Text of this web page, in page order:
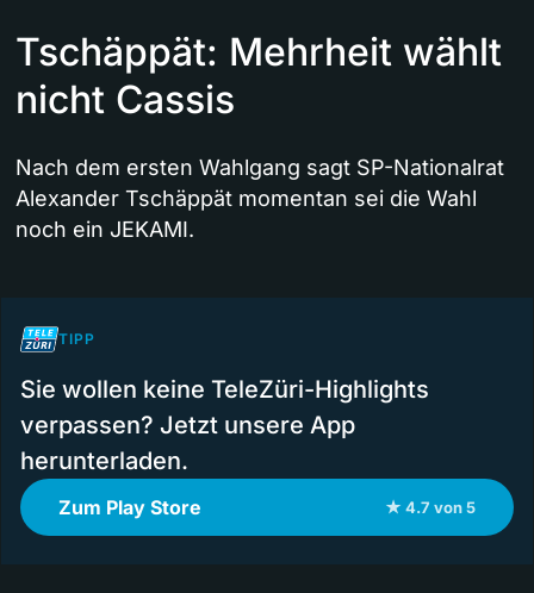
Tschäppät: Mehrheit wählt
nicht Cassis​
Nach dem ersten Wahlgang sagt SP-Nationalrat
Alexander Tschäppät momentan sei die Wahl
noch ein JEKAMI.
TIPP
Sie wollen keine TeleZüri-Highlights
verpassen? Jetzt unsere App
herunterladen.
Zum Play Store ★ 4.7 von 5